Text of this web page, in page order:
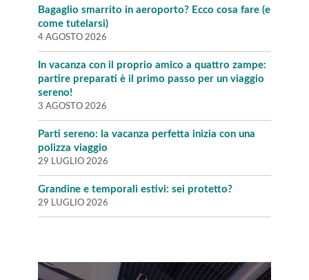
Bagaglio smarrito in aeroporto? Ecco cosa fare (e
come tutelarsi)
4 AGOSTO 2026
In vacanza con il proprio amico a quattro zampe:
partire preparati è il primo passo per un viaggio
sereno!
3 AGOSTO 2026
Parti sereno: la vacanza perfetta inizia con una
polizza viaggio
29 LUGLIO 2026
Grandine e temporali estivi: sei protetto?
29 LUGLIO 2026